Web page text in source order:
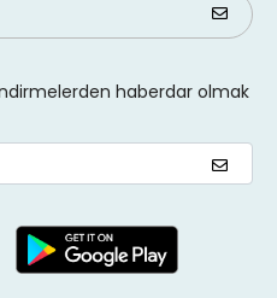
haberdar olmak